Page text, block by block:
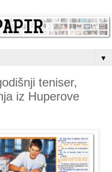
▼
teniser,
iz Huperove